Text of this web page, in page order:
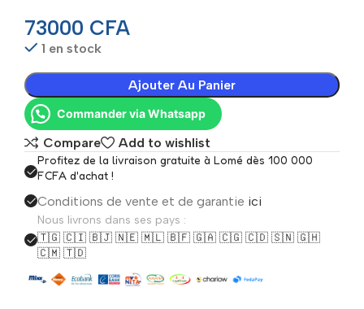
73000 CFA
1 en stock
Ajouter Au Panier
Commander via Whatsapp
Compare Add to wishlist
Profitez de la livraison gratuite à Lomé dès 100 000
FCFA d'achat !
Conditions de vente et de garantie ici
Nous livrons dans ses pays :
🇹🇬 🇨🇮 🇧🇯 🇳🇪 🇲🇱 🇧🇫 🇬🇦 🇨🇬 🇨🇩 🇸🇳 🇬🇭
🇨🇲 🇹🇩